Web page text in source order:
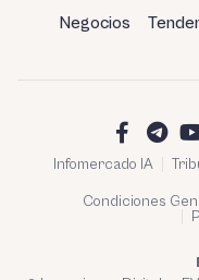
Negocios
Infomercado IA
Condiciones